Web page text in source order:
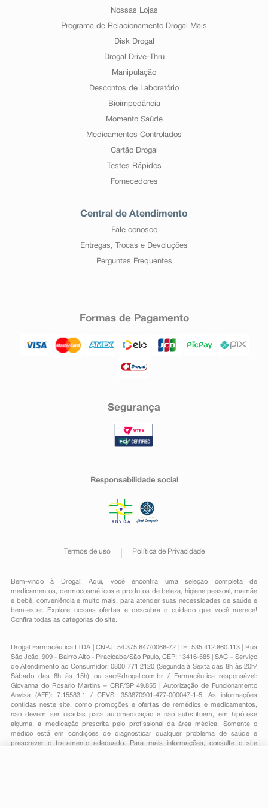
Nossas Lojas
Programa de Relacionamento Drogal Mais
Disk Drogal
Drogal Drive-Thru
Manipulação
Descontos de Laboratório
Bioimpedância
Momento Saúde
Medicamentos Controlados
Cartão Drogal
Testes Rápidos
Fornecedores
Central de Atendimento
Fale conosco
Entregas, Trocas e Devoluções
Perguntas Frequentes
Formas de Pagamento
Segurança
Responsabilidade social
Termos de uso Política de Privacidade
Bem-vindo à Drogal! Aqui, você encontra uma seleção completa de
medicamentos , dermocosméticos e produtos de beleza, higiene pessoal ,mamãe
e bebê, conveniênciae muito mais, para atender suas necessidades de saúde e
bem-estar. Explore nossas ofertas e descubra o cuidado que você merece!
Confira todas as categorias do site.
Drogal Farmacêutica LTDA | CNPJ: 54.375.647/0066-72 | IE: 535.412.860.113 | Rua
São João, 909 - Bairro Alto - Piracicaba/São Paulo, CEP: 13416-585 | SAC – Serviço
de Atendimento ao Consumidor: 0800 771 2120 (Segunda à Sexta das 8h às 20h/
Sábado das 8h às 15h) ou sac@drogal.com.br/ Farmacêutica responsável:
Giovanna do Rosario Martins – CRF/SP 49.855 | Autorização de Funcionamento
Anvisa (AFE): 7.15583.1 / CEVS: 353870901-477-000047-1-5. As informações
contidas neste site, como promoções e ofertas de remédios e medicamentos,
não devem ser usadas para automedicação e não substituem, em hipótese
alguma, a medicação prescrita pelo profissional da área médica. Somente o
médico está em condições de diagnosticar qualquer problema de saúde e
prescrever o tratamento adequado. Para mais informações, consulte o site